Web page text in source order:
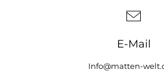
E-Mail
Info@matten-